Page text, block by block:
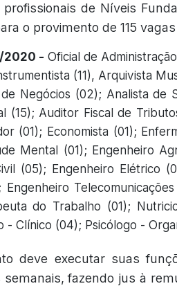
de Níveis
o provimento de 115
2020 - Oficial de
(11), Arquivista
de Negócios (02); Analista de
(15); Auditor Fiscal de
(01); Economista (01);
Mental (01); Engenheiro
(05); Engenheiro Elétrico
Engenheiro
do Trabalho (01);
- Clínico (04); Psicólogo -
deve executar suas
fazendo jus à